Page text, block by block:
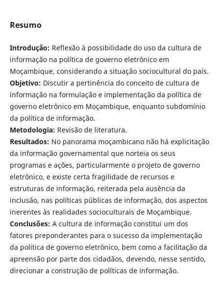
Resumo
Introdução: Reflexão à possibilidade do uso da cultura de
informação na política de governo eletrônico em
Moçambique, considerando a situação sociocultural do país.
Objetivo: Discutir a pertinência do conceito de cultura de
informação na formulação e implementação da política de
governo eletrônico em Moçambique, enquanto subdomínio
da política de informação.
Metodologia: Revisão de literatura.
Resultados: No panorama moçambicano não há explicitação
da informação governamental que norteia os seus
programas e ações, particularmente o projeto de governo
eletrônico, e existe certa fragilidade de recursos e
estruturas de informação, reiterada pela ausência da
inclusão, nas políticas públicas de informação, dos aspectos
inerentes às realidades socioculturais de Moçambique.
Conclusões: A cultura de informação constitui um dos
fatores preponderantes para o sucesso da implementação
da política de governo eletrônico, bem como a facilitação da
apreensão por parte dos cidadãos, devendo, nesse sentido,
direcionar a construção de políticas de informação.